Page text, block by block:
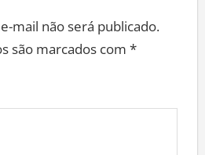
mail não será publicado.
são marcados com *